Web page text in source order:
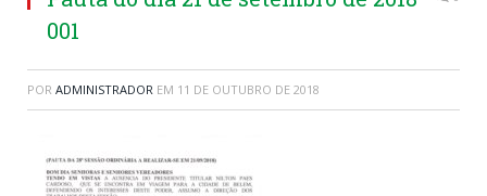
001
POR ADMINISTRADOR EM 11 DE OUTUBRO DE 2018